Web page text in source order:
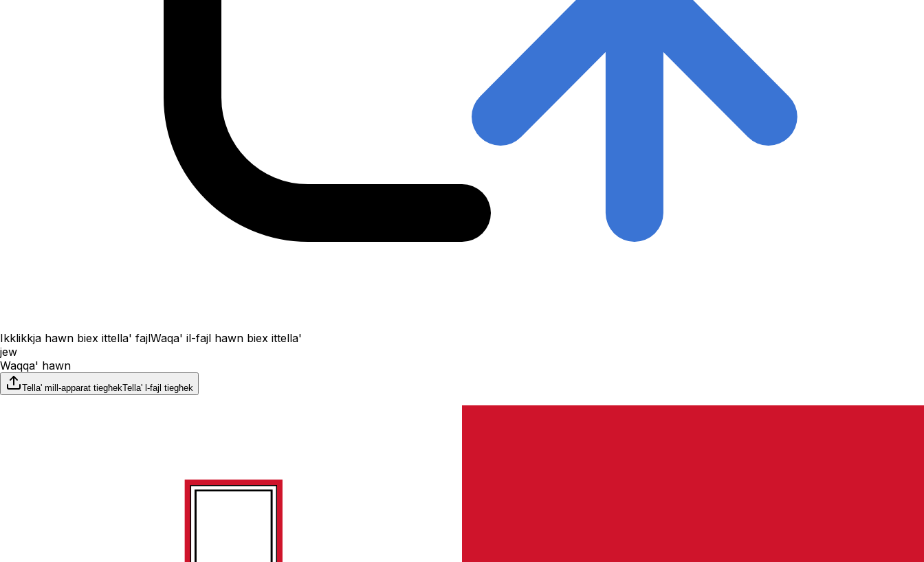
Ikklikkja hawn biex ittella' fajlWaqa' il-fajl hawn biex ittella'
jew
Waqqa' hawn
Tella' mill-apparat tiegħekTella' l-fajl tiegħek